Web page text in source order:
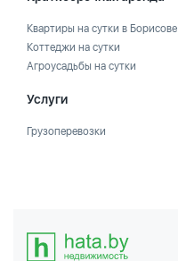
Квартиры на сутки в Борисове
Коттеджи на сутки
Агроусадьбы на сутки
Услуги
Грузоперевозки